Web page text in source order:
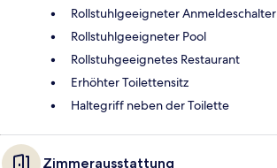
Rollstuhlgeeigneter Anmeldeschalter
Rollstuhlgeeigneter Pool
Rollstuhgeeignetes Restaurant
Erhöhter Toilettensitz
Haltegriff neben der Toilette
Zimmerausstattung